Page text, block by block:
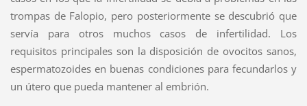
trompas de Falopio, pero posteriormente se descubrió que
servía para otros muchos casos de infertilidad. Los
requisitos principales son la disposición de ovocitos sanos,
espermatozoides en buenas condiciones para fecundarlos y
un útero que pueda mantener al embrión.